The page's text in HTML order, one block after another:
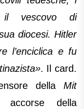
il vescovo di
diocesi. Hitler
l’enciclica e fu
. Il card.
della Mit
della